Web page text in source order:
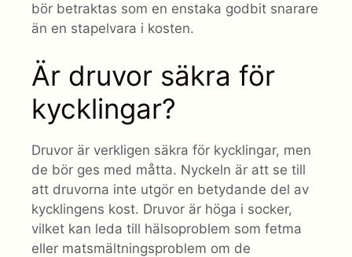
bör betraktas som en enstaka godbit snarare
än en stapelvara i kosten.
Är druvor säkra för
kycklingar?
Druvor är verkligen säkra för kycklingar, men
de bör ges med måtta. Nyckeln är att se till
att druvorna inte utgör en betydande del av
kycklingens kost. Druvor är höga i socker,
vilket kan leda till hälsoproblem som fetma
eller matsmältningsproblem om de